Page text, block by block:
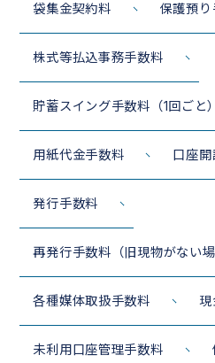
袋集金契約料 保護預り
株式等払込事務手数料
貯蓄スイング手数料（1回ごと）
用紙代金手数料 口座
発行手数料
再発行手数料（旧現物がない場
各種媒体取扱手数料 現
未利用口座管理手数料